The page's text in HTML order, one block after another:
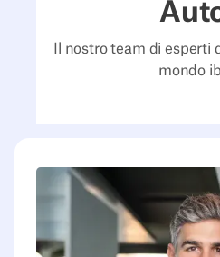
Il nostro team di esperti
mondo